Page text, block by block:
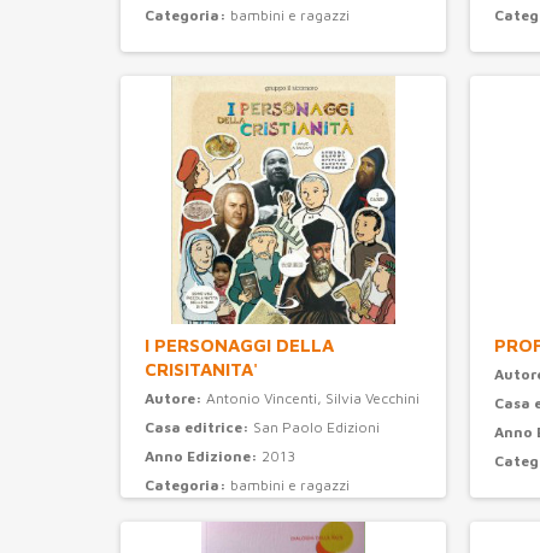
Categoria: bambini e ragazzi
I PERSONAGGI DELLA
CRISITANITA'
Autore: Antonio Vincenti, Silvia Vecchini
Casa editrice: San Paolo Edizioni
Anno Edizione: 2013
Categoria: bambini e ragazzi
Casa
Anno